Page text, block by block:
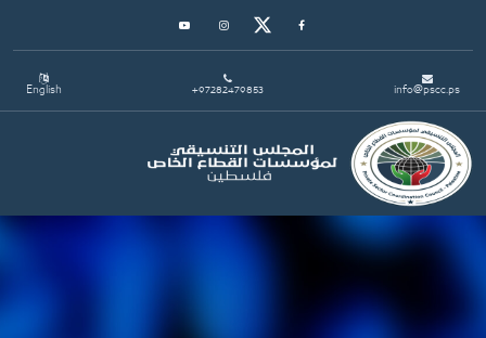
Facebook
Twitter
Instagram
Youtube
info@pscc.ps
+97282479853
English
Toggle navigation